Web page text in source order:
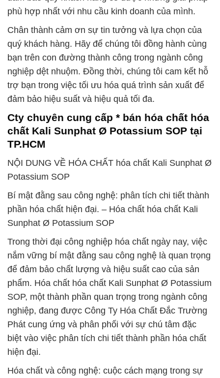
phù hợp nhất với nhu cầu kinh doanh của mình.
Chân thành cảm ơn sự tin tưởng và lựa chọn của
quý khách hàng. Hãy để chúng tôi đồng hành cùng
bạn trên con đường thành công trong ngành công
nghiệp dệt nhuộm. Đồng thời, chúng tôi cam kết hỗ
trợ bạn trong việc tối ưu hóa quá trình sản xuất để
đảm bảo hiệu suất và hiệu quả tối đa.
Cty chuyên cung cấp * bán hóa chất hóa
chất Kali Sunphat Ø Potassium SOP tại
TP.HCM
NỘI DUNG VỀ HÓA CHẤT hóa chất Kali Sunphat Ø
Potassium SOP
Bí mật đằng sau công nghệ: phân tích chi tiết thành
phần hóa chất hiện đại. – Hóa chất hóa chất Kali
Sunphat Ø Potassium SOP
Trong thời đại công nghiệp hóa chất ngày nay, việc
nắm vững bí mật đằng sau công nghệ là quan trọng
để đảm bảo chất lượng và hiệu suất cao của sản
phẩm. Hóa chất hóa chất Kali Sunphat Ø Potassium
SOP, một thành phần quan trọng trong ngành công
nghiệp, đang được Công Ty Hóa Chất Đắc Trường
Phát cung ứng và phân phối với sự chú tâm đặc
biệt vào việc phân tích chi tiết thành phần hóa chất
hiện đại.
Hóa chất và công nghệ: cuộc cách mạng trong sự